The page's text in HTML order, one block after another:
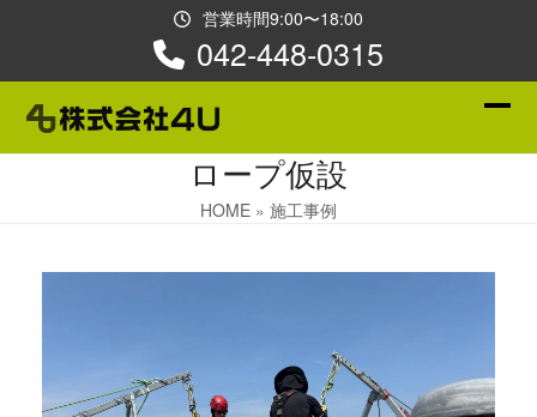
営業時間9:00〜18:00
042-448-0315
ロープ仮設
HOME » 施工事例